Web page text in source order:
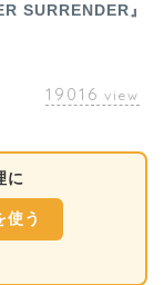
SURRENDER』
19016 view
に
使う